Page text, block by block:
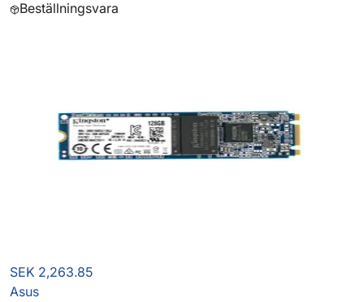
Beställningsvara
SEK 2,263.85
Asus